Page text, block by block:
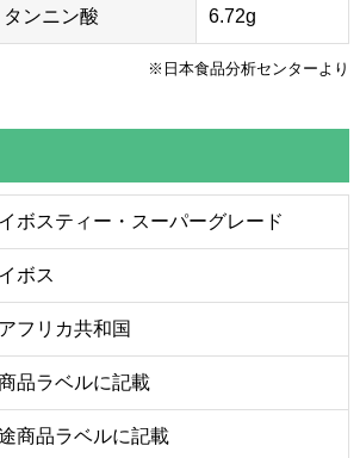
タンニン酸 6.72g
※日本食品分析センターより
ボスティー・スーパーグレード
ボス
フリカ共和国
品ラベルに記載
商品ラベルに記載